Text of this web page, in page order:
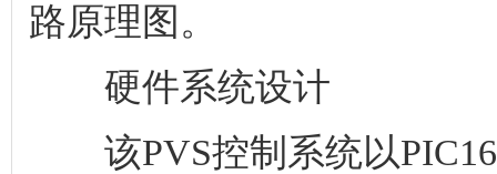
路原理图。
硬件系统设计
该PVS控制系统以